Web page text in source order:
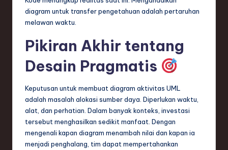
diagram untuk transfer pengetahuan adalah pertaruhan
melawan waktu.
Pikiran Akhir tentang
Desain Pragmatis
Keputusan untuk membuat diagram aktivitas UML
adalah masalah alokasi sumber daya. Diperlukan waktu,
alat, dan perhatian. Dalam banyak konteks, investasi
tersebut menghasilkan sedikit manfaat. Dengan
mengenali kapan diagram menambah nilai dan kapan ia
menjadi penghalang, tim dapat mempertahankan